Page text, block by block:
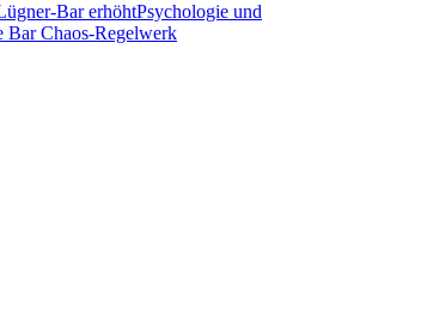
Bar erhöhtPsychologie und
Bar Chaos-Regelwerk